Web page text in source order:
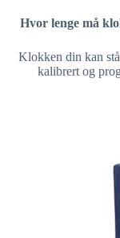
Hvor lenge må
Klokken din kan
kalibrert og